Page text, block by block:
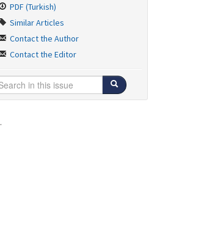
PDF (Turkish)
Similar Articles
Contact the Author
Contact the Editor
.